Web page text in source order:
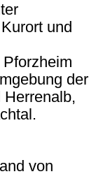
und
der
von